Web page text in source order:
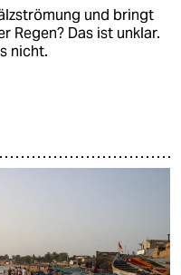
und bringt
Regen? Das ist unklar.
nicht.